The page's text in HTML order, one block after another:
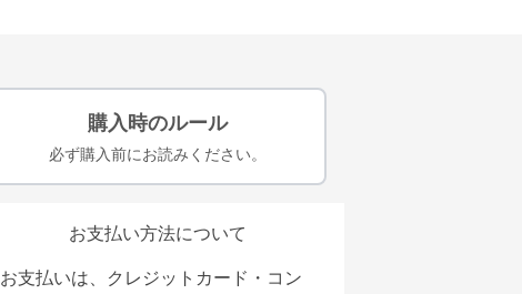
購入時のルール
必ず購入前にお読みください。
お支払い方法について
お支払いは、クレジットカード・コン